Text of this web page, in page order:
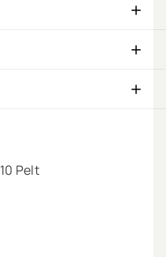
Pelt